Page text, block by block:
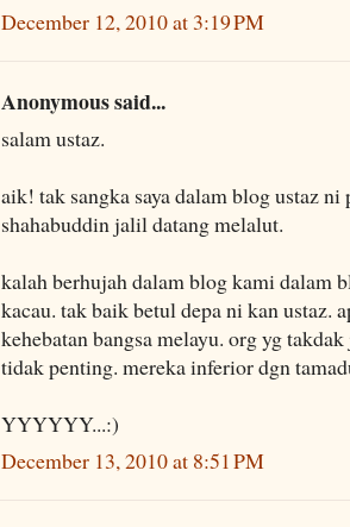
December 12, 2010 at 3:19 PM
Anonymous said...
salam ustaz.
aik! tak sangka saya dalam blog ustaz
shahabuddin jalil datang melalut.
kalah berhujah dalam blog kami dalam
kacau. tak baik betul depa ni kan ustaz.
kehebatan bangsa melayu. org yg
tidak penting. mereka inferior dgn
YYYYYY...:)
December 13, 2010 at 8:51 PM